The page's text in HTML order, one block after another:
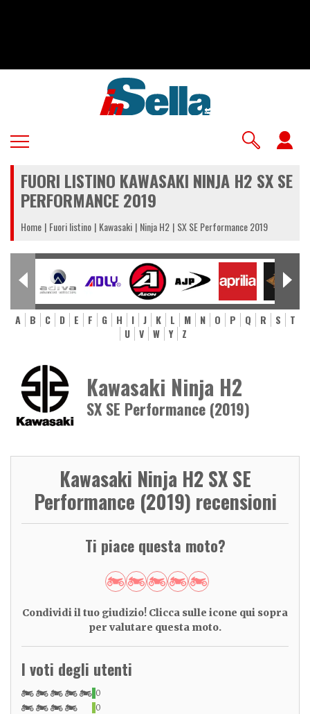
FUORI LISTINO KAWASAKI NINJA H2 SX SE
PERFORMANCE 2019
Home Fuori listino Kawasaki Ninja H2 SX SE Performance 2019
A B C D E F G H I J K L M N O P Q R S
T
U
V W Y Z
Kawasaki Ninja H2
SX SE Performance (2019)
Kawasaki Ninja H2 SX SE
Performance (2019) recensioni
Ti piace questa moto?
Condividi il tuo giudizio! Clicca sulle icone qui sopra
per valutare questa moto.
I voti degli utenti
0
0